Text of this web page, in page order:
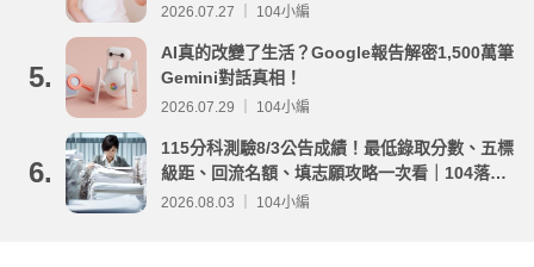
2026.07.27 ｜ 104小編
5.
AI真的改變了生活？Google報告解密1,500萬筆
Gemini對話真相！
2026.07.29 ｜ 104小編
6.
115分科測驗8/3公告成績！最低錄取分數、五標
級距、回流名額、填志願攻略一次看｜104落點
分析
2026.08.03 ｜ 104小編